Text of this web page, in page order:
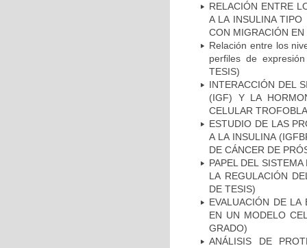
RELACIÓN ENTRE
A LA INSULINA
CON MIGRACIÓN
Relación entre los
perfiles de
TESIS)
INTERACCIÓN DEL
(IGF) Y LA
CELULAR
ESTUDIO DE LAS
A LA INSULINA
DE CÁNCER DE
PAPEL DEL
LA REGULACIÓN
DE TESIS)
EVALUACIÓN DE LA
EN UN MODELO
GRADO)
ANÁLISIS DE